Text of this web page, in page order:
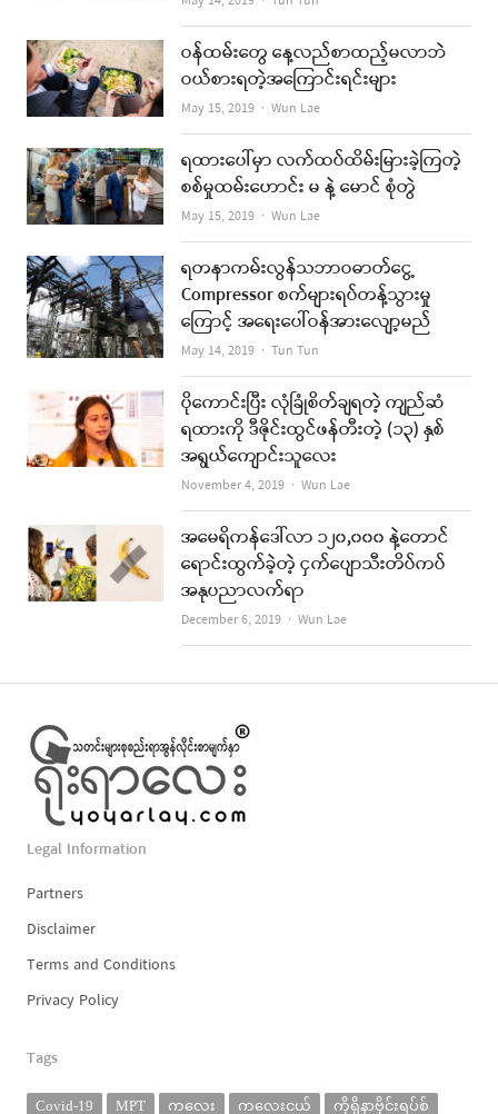
ဝန်ထမ်းတွေ နေ့လည်စာထည့်မလာဘဲ
ဝယ်စားရတဲ့အကြောင်းရင်းများ
May 15, 2019 Author
Wun Lae
ရထားပေါ်မှာ လက်ထပ်ထိမ်းမြားခဲ့ကြတဲ့
စစ်မှုထမ်းဟောင်း မ နဲ့ မောင် စုံတွဲ
May 15, 2019 Author
Wun Lae
ရတနာကမ်းလွန်သဘာဝဓာတ်ငွေ့
Compressor စက်များရပ်တန့်သွားမှု
ကြောင့် အရေးပေါ်ဝန်အားလျော့မည်
May 14, 2019 Author
Tun Tun
ပိုကောင်းပြီး လုံခြုံစိတ်ချရတဲ့ ကျည်ဆံ
ရထားကို ဒီဇိုင်းထွင်ဖန်တီးတဲ့ (၁၃) နှစ်
အရွယ်ကျောင်းသူလေး
November 4, 2019 Author
Wun Lae
အမေရိကန်ဒေါ်လာ ၁၂၀,၀၀၀ နဲ့တောင်
ရောင်းထွက်ခဲ့တဲ့ ငှက်ပျောသီးတိပ်ကပ်
အနုပညာလက်ရာ
December 6, 2019 Author
Wun Lae
Legal Information
Partners
Disclaimer
Terms and Conditions
Privacy Policy
Tags
Covid-19 MPT ကလေး ကလေးငယ် ကိုရိုနာဗိုင်းရပ်စ်